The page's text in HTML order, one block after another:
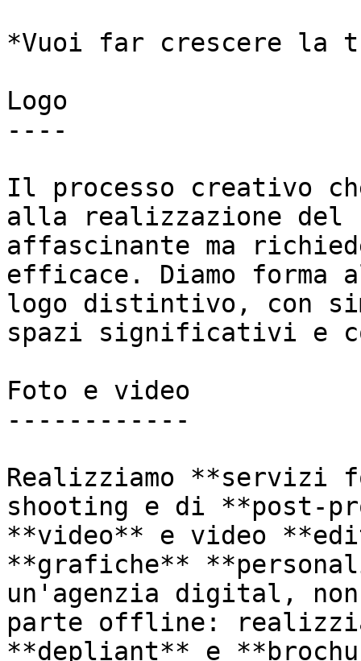
*Vuoi far crescere la
Logo
----
Il processo creativo
alla realizzazione del
affascinante ma
efficace. Diamo forma
logo distintivo, con
spazi significativi e
Foto e video
------------
Realizziamo **servizi
shooting e di **post-
**video** e video
**grafiche**
un'agenzia digital,
parte offline:
**depliant** e